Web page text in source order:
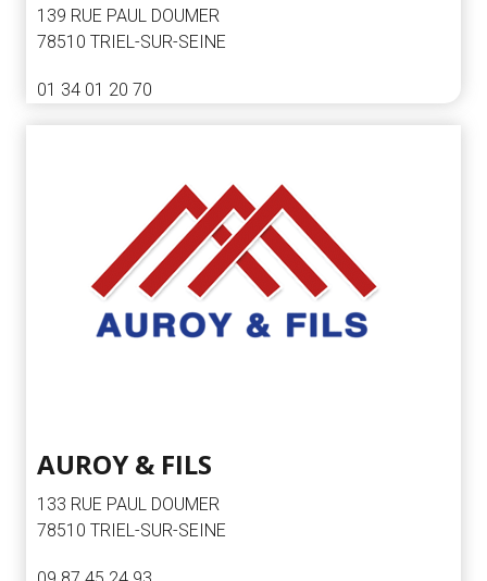
139 RUE PAUL DOUMER
78510 TRIEL-SUR-SEINE
01 34 01 20 70
AUROY & FILS
133 RUE PAUL DOUMER
78510 TRIEL-SUR-SEINE